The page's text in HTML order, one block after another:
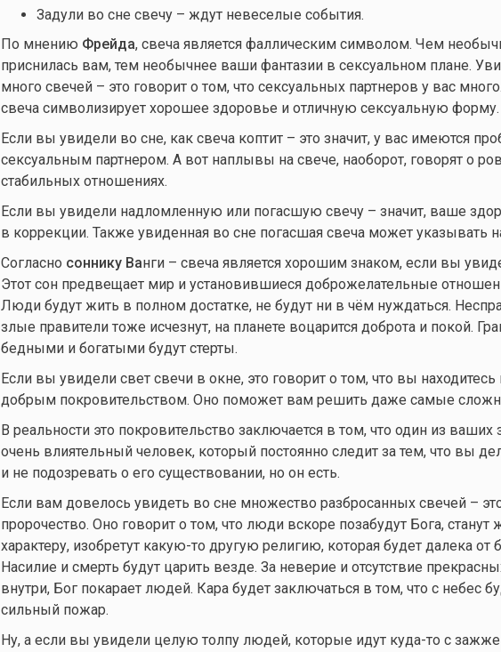
Задули во сне свечу – ждут невеселые события.
По мнению Фрейда, свеча является фаллическим символом. Чем
приснилась вам, тем необычнее ваши фантазии в сексуальном плане.
много свечей – это говорит о том, что сексуальных партнеров у вас
свеча символизирует хорошее здоровье и отличную сексуальную форму.
Если вы увидели во сне, как свеча коптит – это значит, у вас имеются
сексуальным партнером. А вот наплывы на свече, наоборот, говорят о
стабильных отношениях.
Если вы увидели надломленную или погасшую свечу – значит, ваше
в коррекции. Также увиденная во сне погасшая свеча может указывать
Согласно соннику Ванги – свеча является хорошим знаком, если вы
Этот сон предвещает мир и установившиеся доброжелательные
Люди будут жить в полном достатке, не будут ни в чём нуждаться.
злые правители тоже исчезнут, на планете воцарится доброта и покой.
бедными и богатыми будут стерты.
Если вы увидели свет свечи в окне, это говорит о том, что вы
добрым покровительством. Оно поможет вам решить даже самые
В реальности это покровительство заключается в том, что один из ваших
очень влиятельный человек, который постоянно следит за тем, что вы
и не подозревать о его существовании, но он есть.
Если вам довелось увидеть во сне множество разбросанных свечей –
пророчество. Оно говорит о том, что люди вскоре позабудут Бога, станут
характеру, изобретут какую-то другую религию, которая будет далека от
Насилие и смерть будут царить везде. За неверие и отсутствие
внутри, Бог покарает людей. Кара будет заключаться в том, что с небес
сильный пожар.
Ну, а если вы увидели целую толпу людей, которые идут куда-то с